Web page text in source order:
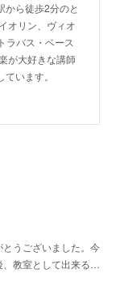
から徒歩2分のと
オリン、ヴィオ
ラバス・ベース
が大好きな講師
います。
うございました。今
、教室として出来る…